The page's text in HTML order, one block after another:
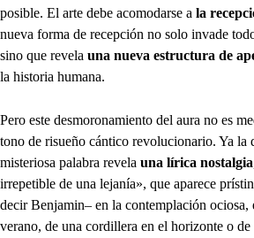
posible. El arte debe acomodarse a la
nueva forma de recepción no solo invade
sino que revela una nueva estructura de
la historia humana.
Pero este desmoronamiento del aura no es
tono de risueño cántico revolucionario. Ya la
misteriosa palabra revela una lírica nostalgia
irrepetible de una lejanía», que aparece
decir Benjamin– en la contemplación ociosa,
verano, de una cordillera en el horizonte o de